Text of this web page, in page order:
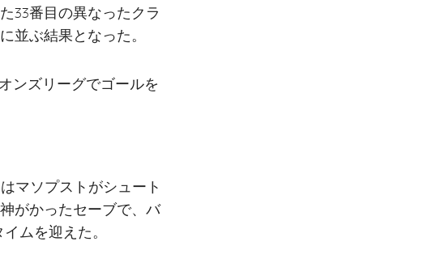
33番目の異なったクラ
並ぶ結果となった。
ンズリーグでゴールを
マソプストがシュート
がかったセーブで、バ
ムを迎えた。